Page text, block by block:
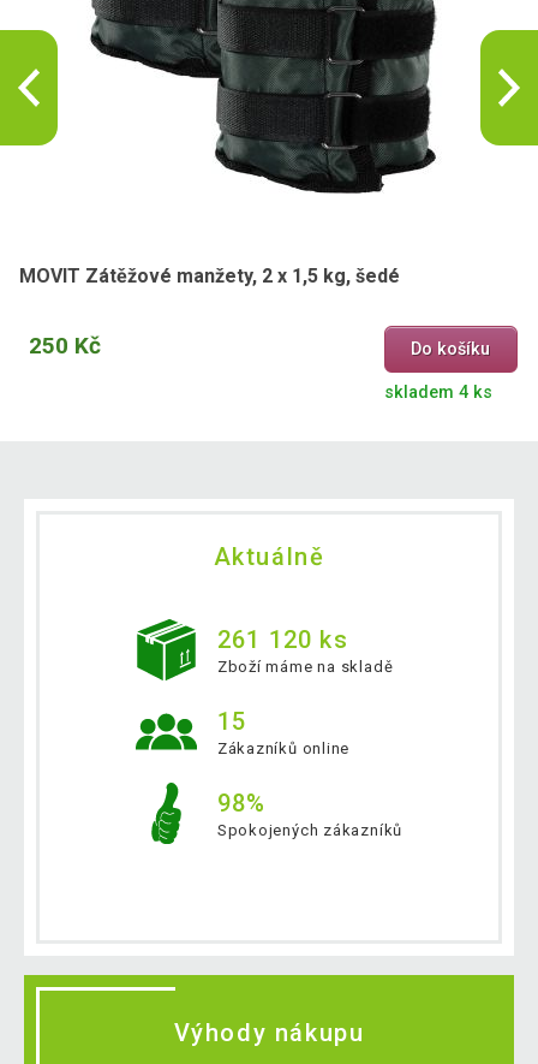
MOVIT Zátěžové manžety, 2 x 1,5 kg, šedé
250 Kč Do košíku
skladem 4 ks
Aktuálně
261 120 ks
Zboží máme na skladě
15
Zákazníků online
98%
Spokojených zákazníků
Výhody nákupu